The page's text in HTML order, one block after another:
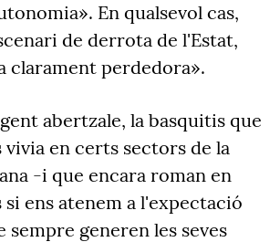
En qualsevol cas,
de derrota de l'Estat,
clarament perdedora».
abertzale, la basquitis que
vivia en certs sectors de la
-i que encara roman en
si ens atenem a l'expectació
sempre generen les seves